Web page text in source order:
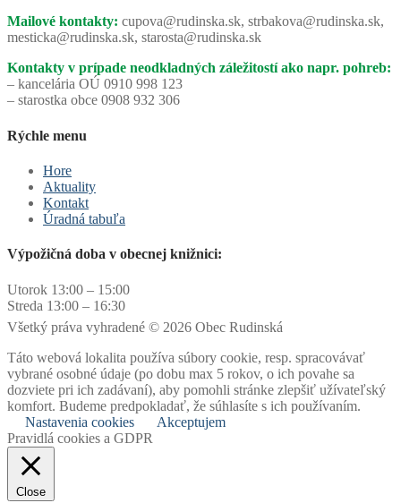
Mailové kontakty: cupova@rudinska.sk, strbakova@rudinska.sk,
mesticka@rudinska.sk, starosta@rudinska.sk
Kontakty v prípade neodkladných záležitostí ako napr. pohreb:
– kancelária OÚ 0910 998 123
– starostka obce 0908 932 306
Rýchle menu
Hore
Aktuality
Kontakt
Úradná tabuľa
Výpožičná doba v obecnej knižnici:
Utorok 13:00 – 15:00
Streda 13:00 – 16:30
Všetký práva vyhradené © 2026 Obec Rudinská
Táto webová lokalita používa súbory cookie, resp. spracovávať
vybrané osobné údaje (po dobu max 5 rokov, o ich povahe sa
dozviete pri ich zadávaní), aby pomohli stránke zlepšiť užívateľský
komfort. Budeme predpokladať, že súhlasíte s ich používaním.
Nastavenia cookies
Akceptujem
Pravidlá cookies a GDPR
Close